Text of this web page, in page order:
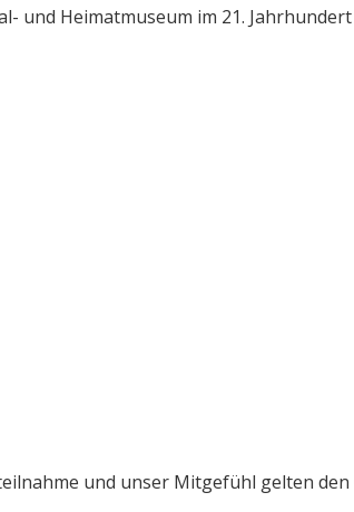
und Heimatmuseum im 21.
und unser Mitgefühl gelten